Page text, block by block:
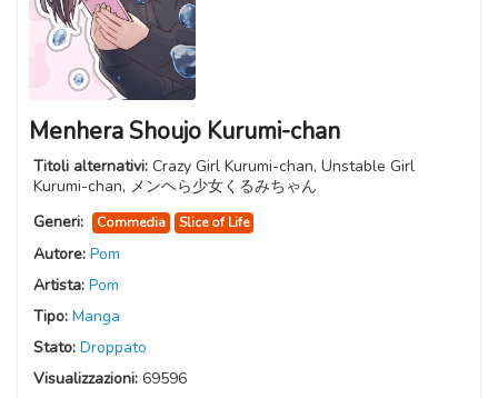
Menhera Shoujo Kurumi-chan
Titoli alternativi: Crazy Girl Kurumi-chan, Unstable Girl
Kurumi-chan, メンヘら少女くるみちゃん
Generi:
Commedia Slice of Life
Autore: Pom
Artista: Pom
Tipo: Manga
Stato: Droppato
Visualizzazioni: 69596